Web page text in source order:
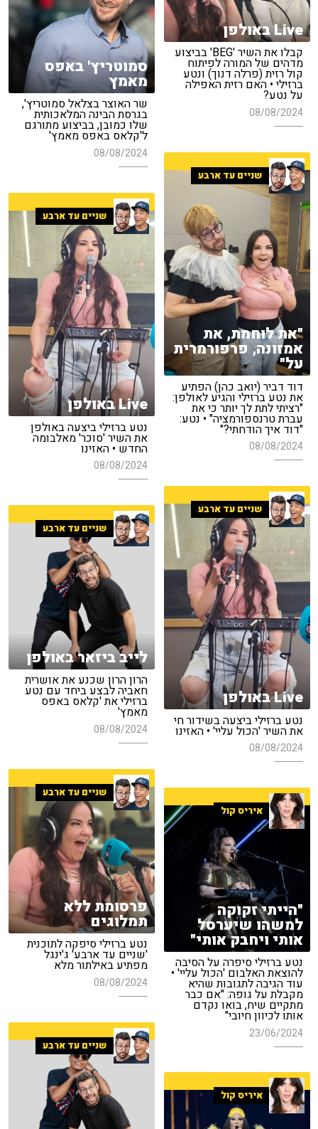
Live באולפן
קבלו את השיר 'BEG' בביצוע
מדהים של המורה לפיתוח
קול רזית (פרלה דנוך) ונטע
ברזילי • האם רזית האפילה
על נטע?
08/08/2024
סמוטריץ' באפס
מאמץ
שר האוצר בצלאל סמוטריץ',
בגרסת הבינה המלאכותית
שלו כמובן, בביצוע מתורגם
ל'קלאס באפס מאמץ'
08/08/2024
שניים עד ארבע
"את לוחמת, את
אמזונה, פרפורמרית
על"
דוד דביר (יואב כהן) הפתיע
את נטע ברזילי והגיע לאולפן:
"רציתי לתת לך יותר כי את
עברת טרנספורמציה" • נטע:
"דוד איך הודחתי?"
08/08/2024
שניים עד ארבע
Live באולפן
נטע ברזילי ביצעה באולפן
את השיר 'סוכר' מאלבומה
החדש • האזינו
08/08/2024
שניים עד ארבע
Live באולפן
נטע ברזילי ביצעה בשידור חי
את השיר 'הכול עליי' • האזינו
08/08/2024
שניים עד ארבע
לייב ביזאר באולפן
הרון הרון שכנע את אושרית
חאביה לבצע ביחד עם נטע
ברזילי את 'קלאס באפס
מאמץ'
08/08/2024
שניים עד ארבע
פרסומת ללא
תמלוגים
נטע ברזילי סיפקה לתוכנית
'שניים עד ארבע' ג'ינגל
מפתיע באילתור מלא
08/08/2024
איריס קול
"הייתי זקוקה
למשהו שיערסל
אותי ויחבק אותי"
נטע ברזילי סיפרה על הסיבה
להוצאת האלבום 'הכול עליי' •
עוד הגיבה לתגובות שהיא
מקבלת על גופה: "אם כבר
מתקיים שיח, בואו נקדם
אותו לכיוון חיובי"
23/06/2024
שניים עד ארבע
איריס קול